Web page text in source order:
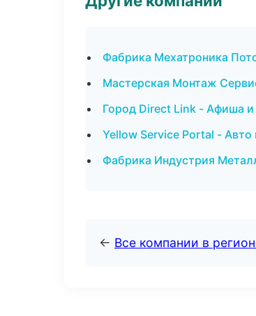
Фабрика Мехатроника
Мастерская Монтаж
Город Direct Link - Афиша
Yellow Service Portal -
Фабрика Индустрия
← Все компании в